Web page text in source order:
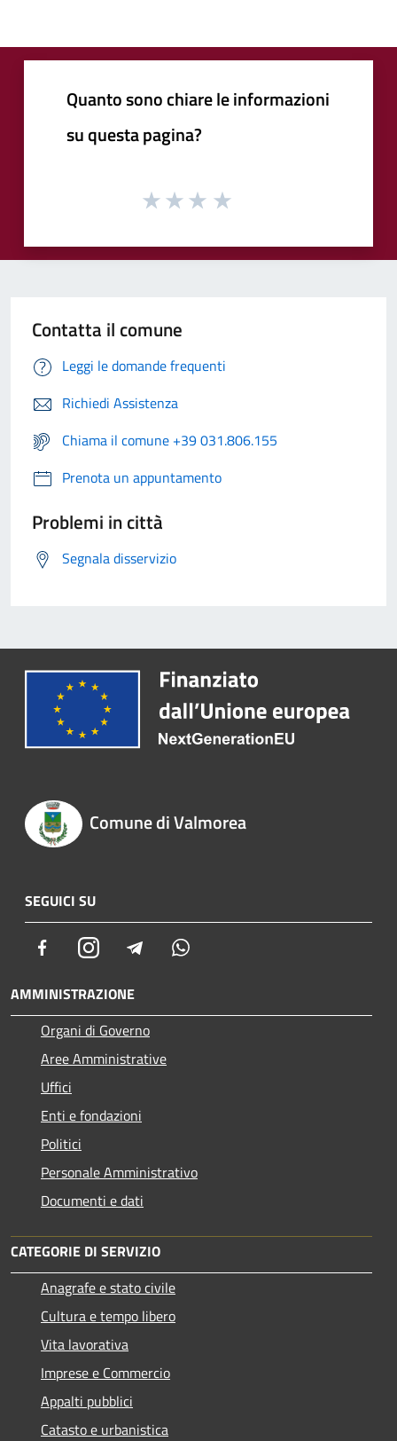
Quanto sono chiare le informazioni
su questa pagina?
Contatta il comune
Leggi le domande frequenti
Richiedi Assistenza
Chiama il comune +39 031.806.155
Prenota un appuntamento
Problemi in città
Segnala disservizio
Comune di Valmorea
SEGUICI SU
FacebookInstagram Telegram
AMMINISTRAZIONE
Organi di Governo
Aree Amministrative
Uffici
Enti e fondazioni
Politici
Personale Amministrativo
Documenti e dati
CATEGORIE DI SERVIZIO
Anagrafe e stato civile
Cultura e tempo libero
Vita lavorativa
Imprese e Commercio
Appalti pubblici
Catasto e urbanistica